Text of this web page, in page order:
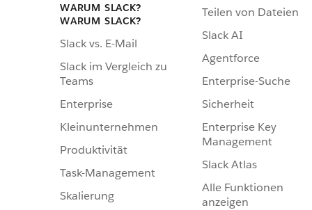
WARUM SLACK?
WARUM SLACK?
Slack vs. E-Mail
Slack im Vergleich zu
Teams
Enterprise
Kleinunternehmen
Produktivität
Task-Management
Skalierung
Teilen von Dateien
Slack AI
Agentforce
Enterprise-Suche
Sicherheit
Enterprise Key
Management
Slack Atlas
Alle Funktionen
anzeigen